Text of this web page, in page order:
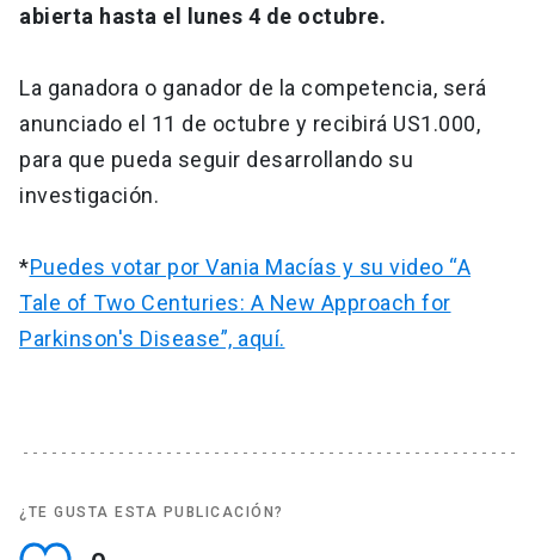
abierta hasta el lunes 4 de octubre.
La ganadora o ganador de la competencia, será
anunciado el 11 de octubre y recibirá US1.000,
para que pueda seguir desarrollando su
investigación.
*Puedes votar por Vania Macías y su video “A
Tale of Two Centuries: A New Approach for
Parkinson's Disease”, aquí.
¿TE GUSTA ESTA PUBLICACIÓN?